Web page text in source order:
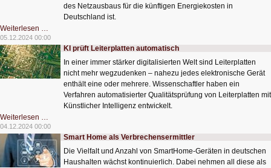
des Netzausbaus für die künftigen Energiekosten in
Deutschland ist.
Weiterlesen …
für
den
Erfolg
der
Energiewende
05.12.2024 00:00
KI prüft Leiterplatten automatisch
In einer immer stärker digitalisierten Welt sind Leiterplatten
nicht mehr wegzudenken – nahezu jedes elektronische Gerät
enthält eine oder mehrere. Wissenschaftler haben ein
Verfahren automatisierter Qualitätsprüfung von Leiterplatten mit
Künstlicher Intelligenz entwickelt.
Weiterlesen …
prüft
Leiterplatten
automatisch
04.12.2024 00:00
Smart Home als Verbrechensermittler
Die Vielfalt und Anzahl von SmartHome-Geräten in deutschen
Haushalten wächst kontinuierlich. Dabei nehmen all diese als